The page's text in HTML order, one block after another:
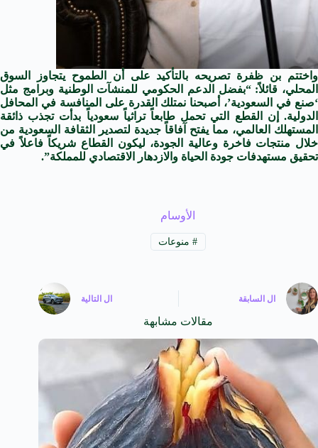
واختتم بن ظفرة تصريحه بالتأكيد على أن الطموح يتجاوز السوق
المحلي، قائلاً: “بفضل الدعم الحكومي للمنشآت الوطنية وبرامج مثل
‘صنع في السعودية’، أصبحنا نمتلك القدرة على المنافسة في المحافل
الدولية. إن القطع التي تحمل طابعاً تراثياً سعودياً بدأت تجذب ذائقة
المستهلك العالمي، مما يفتح آفاقاً جديدة لتصدير الثقافة السعودية من
خلال منتجات فاخرة وعالية الجودة، ليكون القطاع شريكاً فاعلاً في
تحقيق مستهدفات جودة الحياة والازدهار الاقتصادي للمملكة”.
الأوسام
#منوعات
ال السابقة ال التالية
مقالات مشابهة